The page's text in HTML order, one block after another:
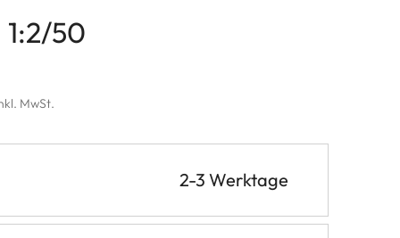
50
MwSt.
2-3 Werktage